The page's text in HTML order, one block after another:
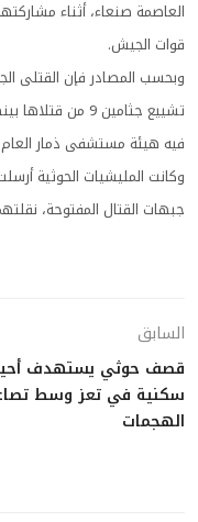
العاصمة صنعاء، أثناء
قوات الجيش.
وبحسب المصادر فإن القتلى
تشييع جثامين 9
فيه هيئة مستشفى ذمار
وكانت المليشيات الحوثية
جبهات القتال المفتوحة،
السابق
قصف حوثي يستهدف
سكنية في تعز وسط
الهجمات